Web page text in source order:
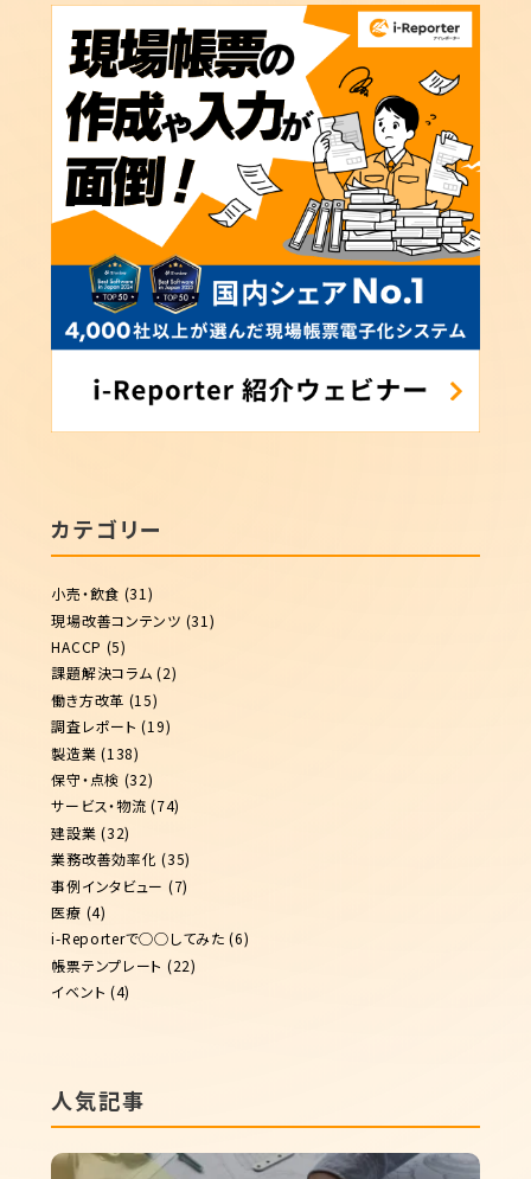
カテゴリー
小売・飲食 (31)
現場改善コンテンツ (31)
HACCP (5)
課題解決コラム (2)
働き方改革 (15)
調査レポート (19)
製造業 (138)
保守・点検 (32)
サービス・物流 (74)
建設業 (32)
業務改善効率化 (35)
事例インタビュー (7)
医療 (4)
i-Reporterで◯◯してみた (6)
帳票テンプレート (22)
イベント (4)
人気記事